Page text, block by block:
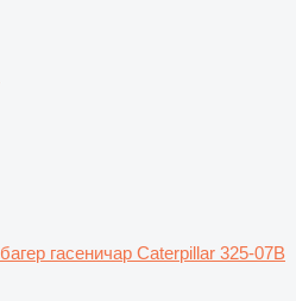
багер гасеничар Caterpillar 325-07B